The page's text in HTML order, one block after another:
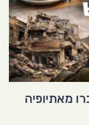
ברו מאתיופיה